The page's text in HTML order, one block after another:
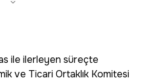
ile ilerleyen süreçte
ve Ticari Ortaklık Komitesi